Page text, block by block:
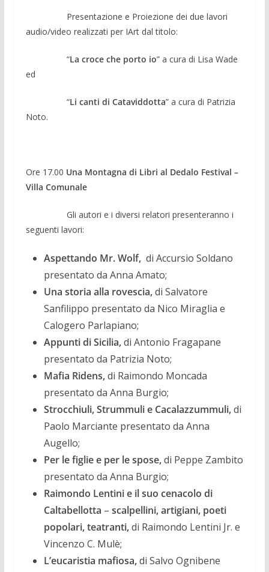
Presentazione e Proiezione dei due lavori
audio/video realizzati per IArt dal titolo:
“La croce che porto io” a cura di Lisa Wade
ed
“Li canti di Cataviddotta” a cura di Patrizia
Noto.
Ore 17.00 Una Montagna di Libri al Dedalo Festival –
Villa Comunale
Gli autori e i diversi relatori presenteranno i
seguenti lavori:
Aspettando Mr. Wolf, di Accursio Soldano
presentato da Anna Amato;
Una storia alla rovescia,di Salvatore
Sanfilippo presentato da Nico Miraglia e
Calogero Parlapiano;
Appunti di Sicilia,di Antonio Fragapane
presentato da Patrizia Noto;
Mafia Ridens,di Raimondo Moncada
presentato da Anna Burgio;
Strocchiuli, Strummuli e Cacalazzummuli,di
Paolo Marciante presentato da Anna
Augello;
Per le figlie e per le spose,di Peppe Zambito
presentato da Anna Burgio;
Raimondo Lentini e il suo cenacolo di
Caltabellotta – scalpellini, artigiani, poeti
popolari, teatranti,di Raimondo Lentini Jr. e
Vincenzo C. Mulè;
L’eucaristia mafiosa,di Salvo Ognibene